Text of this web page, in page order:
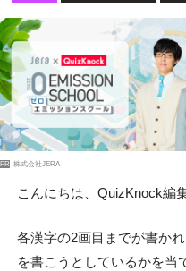
PR 株式会社JERA
こんにちは、QuizKnock編
各漢字の2画目までが書か
を書こうとしているかを当